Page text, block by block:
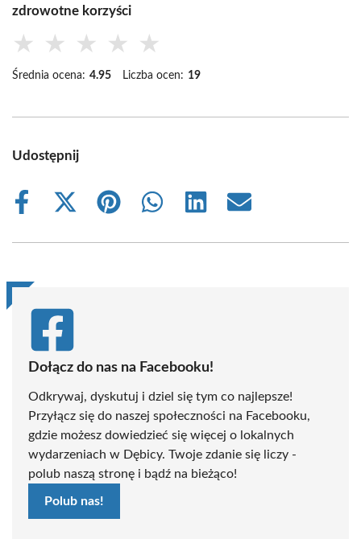
zdrowotne korzyści
★ ★ ★ ★ ★
Średnia ocena: 4.95 Liczba ocen: 19
Udostępnij
Share
Share
(Twitter)
Share
Share
Share
Share
Dołącz do nas na Facebooku!
Odkrywaj, dyskutuj i dziel się tym co najlepsze!
Przyłącz się do naszej społeczności na Facebooku,
gdzie możesz dowiedzieć się więcej o lokalnych
wydarzeniach w Dębicy. Twoje zdanie się liczy -
polub naszą stronę i bądź na bieżąco!
Polub nas!